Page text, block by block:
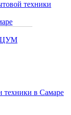
техники
ЦУМ
техники в Самаре